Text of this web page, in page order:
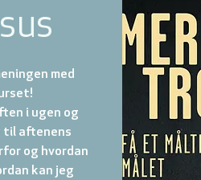
med
i ugen og
til aftenens
og hvordan
kan jeg